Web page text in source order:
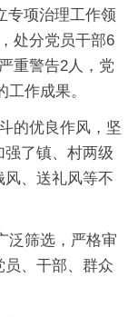
专项治理工作领
处分党员干部6
重警告2人，党
作成果。
的优良作风，坚
了镇、村两级
、送礼风等不
泛筛选，严格审
、干部、群众